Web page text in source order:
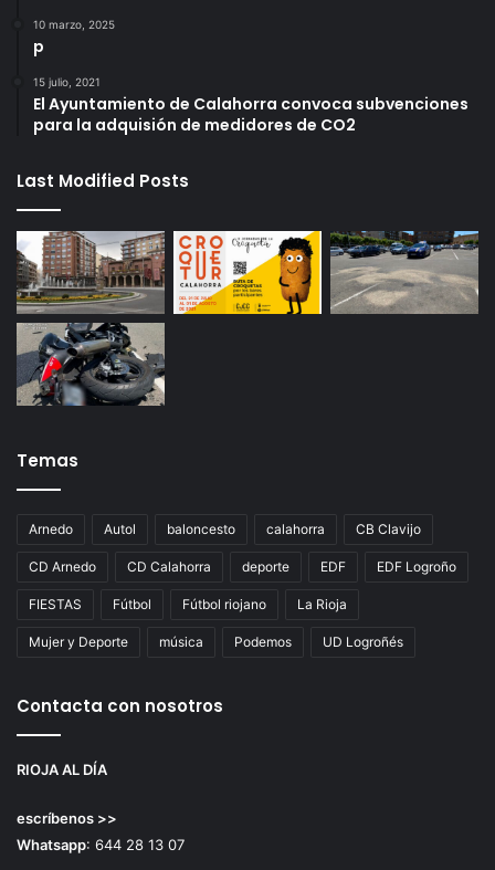
10 marzo, 2025
p
15 julio, 2021
El Ayuntamiento de Calahorra convoca subvenciones
para la adquisión de medidores de CO2
Last Modified Posts
Temas
Arnedo Autol baloncesto calahorra CB Clavijo
CD Arnedo CD Calahorra deporte EDF EDF Logroño
FIESTAS Fútbol Fútbol riojano La Rioja
Mujer y Deporte música Podemos UD Logroñés
Contacta con nosotros
RIOJA AL DÍA
escríbenos >>
Whatsapp: 644 28 13 07